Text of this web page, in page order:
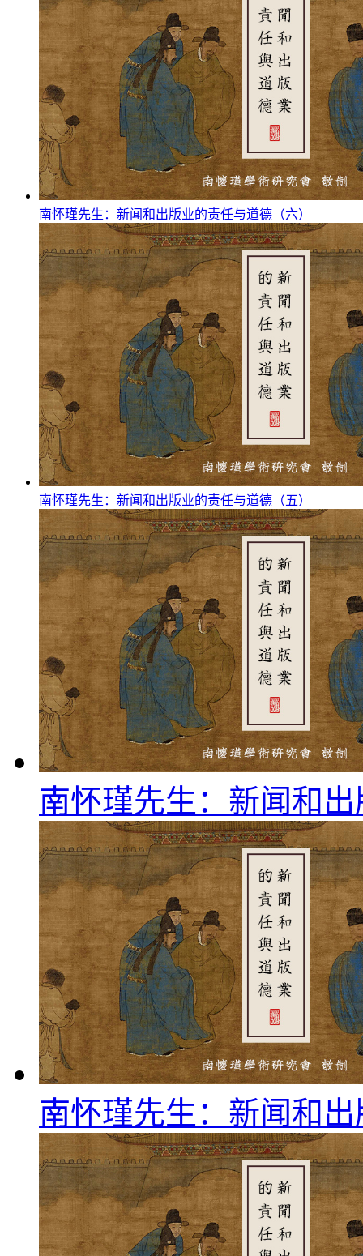
南怀瑾先生：新闻和出版业的责任与道德（六）
南怀瑾先生：新闻和出版业的责任与道德（五）
南怀瑾先生：新闻和
南怀瑾先生：新闻和